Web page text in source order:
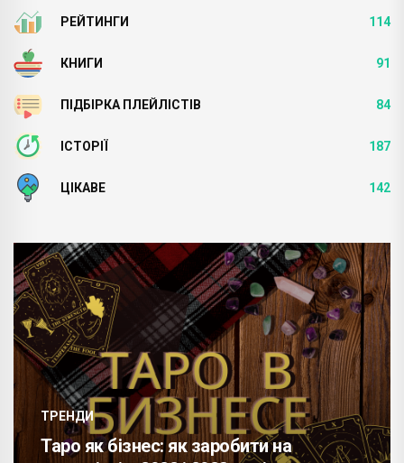
РЕЙТИНГИ 114
КНИГИ 91
ПІДБІРКА ПЛЕЙЛІСТІВ 84
ІСТОРІЇ 187
ЦІКАВЕ 142
ТРЕНДИ
Таро як бізнес: як заробити на